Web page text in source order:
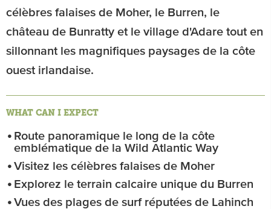
célèbres falaises de Moher, le Burren, le
château de Bunratty et le village d'Adare tout en
sillonnant les magnifiques paysages de la côte
ouest irlandaise.
WHAT CAN I EXPECT
Route panoramique le long de la côte
emblématique de la Wild Atlantic Way
Visitez les célèbres falaises de Moher
Explorez le terrain calcaire unique du Burren
Vues des plages de surf réputées de Lahinch